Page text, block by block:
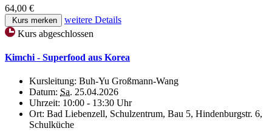
64,00 €
Kurs merken
weitere Details
Kurs abgeschlossen
Kimchi - Superfood aus Korea
Kursleitung: Buh-Yu Großmann-Wang
Datum: Sa. 25.04.2026
Uhrzeit: 10:00 - 13:30 Uhr
Ort: Bad Liebenzell, Schulzentrum, Bau 5, Hindenburgstr. 6,
Schulküche